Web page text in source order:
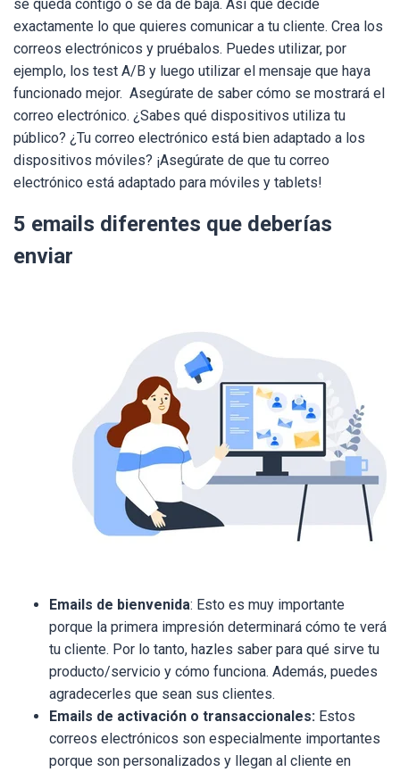
se queda contigo o se da de baja. Así que decide
exactamente lo que quieres comunicar a tu cliente. Crea los
correos electrónicos y pruébalos. Puedes utilizar, por
ejemplo, los test A/B y luego utilizar el mensaje que haya
funcionado mejor. Asegúrate de saber cómo se mostrará el
correo electrónico. ¿Sabes qué dispositivos utiliza tu
público? ¿Tu correo electrónico está bien adaptado a los
dispositivos móviles? ¡Asegúrate de que tu correo
electrónico está adaptado para móviles y tablets!
5 emails diferentes que deberías
enviar
Emails de bienvenida: Esto es muy importante
porque la primera impresión determinará cómo te verá
tu cliente. Por lo tanto, hazles saber para qué sirve tu
producto/servicio y cómo funciona. Además, puedes
agradecerles que sean sus clientes.
Emails de activación o transaccionales: Estos
correos electrónicos son especialmente importantes
porque son personalizados y llegan al cliente en